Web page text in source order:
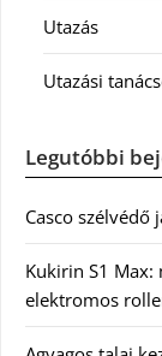
Utazás
Utazási
Legutóbbi
Casco szélvédő
Kukirin S1 Max:
elektromos